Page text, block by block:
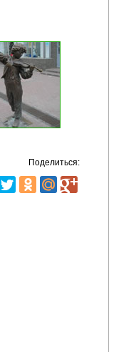
Поделиться: